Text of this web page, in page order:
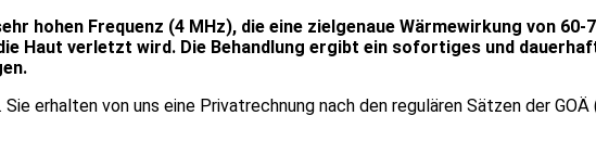
hohen Frequenz (4 MHz), die eine zielgenaue Wärmewirkung von 60-
Haut verletzt wird. Die Behandlung ergibt ein sofortiges und
erhalten von uns eine Privatrechnung nach den regulären Sätzen der